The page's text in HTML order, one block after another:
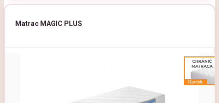
Matrac MAGIC PLUS